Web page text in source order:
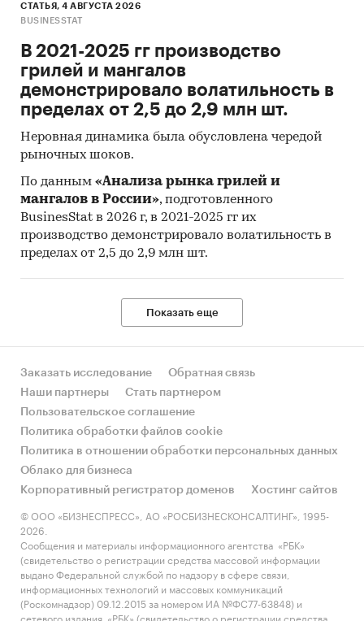
СТАТЬЯ, 4 АВГУСТА 2026
BUSINESSTAT
В 2021-2025 гг производство
грилей и мангалов
демонстрировало волатильность в
пределах от 2,5 до 2,9 млн шт.
Неровная динамика была обусловлена чередой
рыночных шоков.
По данным «Анализа рынка грилей и
мангалов в России», подготовленного
BusinesStat в 2026 г, в 2021-2025 гг их
производство демонстрировало волатильность в
пределах от 2,5 до 2,9 млн шт.
Показать еще
Заказать исследование
Обратная связь
Наши партнеры
Стать партнером
Пользовательское соглашение
Политика обработки файлов cookie
Политика в отношении обработки персональных данных
Облако для бизнеса
Корпоративный регистратор доменов
Хостинг сайтов
© ООО «БИЗНЕСПРЕСС», АО «РОСБИЗНЕСКОНСАЛТИНГ», 1995-
2026.
Сообщения и материалы информационного агентства «РБК»
(свидетельство о регистрации средства массовой информации
выдано Федеральной службой по надзору в сфере связи,
информационных технологий и массовых коммуникаций
(Роскомнадзор) 09.12.2015 за номером ИА №ФС77-63848) и
сетевого издания «РБК» (свидетельство о регистрации средства